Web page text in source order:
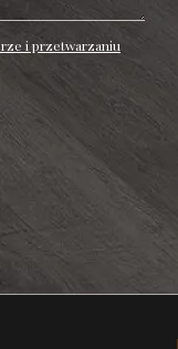
i przetwarzaniu